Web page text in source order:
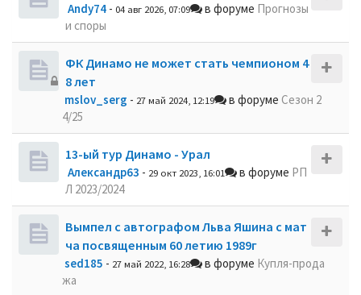
Andy74 - 04 авг 2026, 07:09 в форуме Прогнозы
и споры
ФК Динамо не может стать чемпионом 4
8 лет
mslov_serg - 27 май 2024, 12:19 в форуме Сезон 2
4/25
13-ый тур Динамо - Урал
Александр63 - 29 окт 2023, 16:01 в форуме РП
Л 2023/2024
Вымпел с автографом Льва Яшина с мат
ча посвященным 60 летию 1989г
sed185 - 27 май 2022, 16:28 в форуме Купля-прода
жа